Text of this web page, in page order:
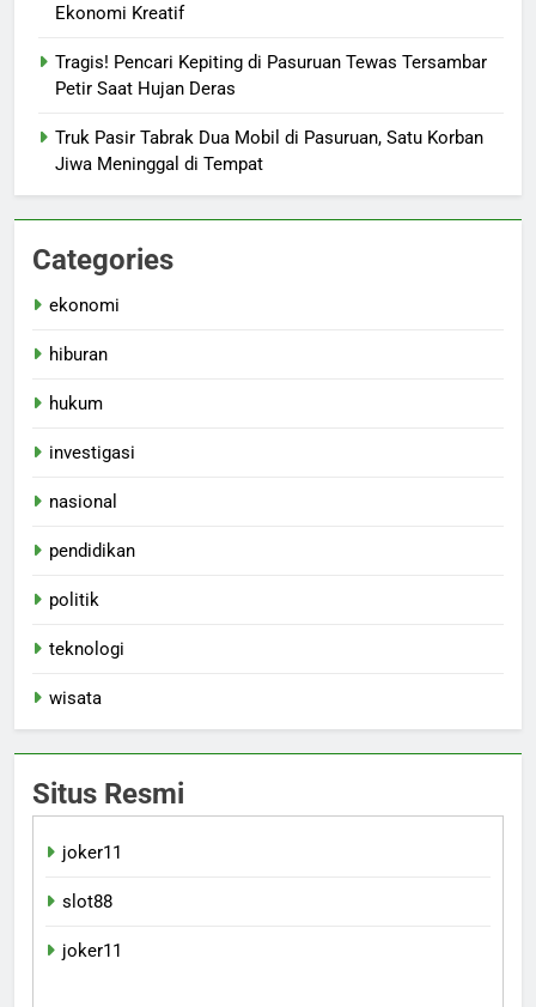
Ekonomi Kreatif
Tragis! Pencari Kepiting di Pasuruan Tewas Tersambar
Petir Saat Hujan Deras
Truk Pasir Tabrak Dua Mobil di Pasuruan, Satu Korban
Jiwa Meninggal di Tempat
Categories
ekonomi
hiburan
hukum
investigasi
nasional
pendidikan
politik
teknologi
wisata
Situs Resmi
joker11
slot88
joker11